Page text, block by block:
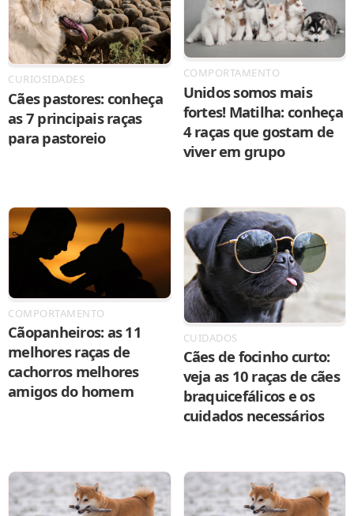
CURIOSIDADES
Cães pastores: conheça
as 7 principais raças
para pastoreio
COMPORTAMENTO
Unidos somos mais
fortes! Matilha: conheça
4 raças que gostam de
viver em grupo
COMPORTAMENTO
Cãopanheiros: as 11
melhores raças de
cachorros melhores
amigos do homem
CUIDADOS
Cães de focinho curto:
veja as 10 raças de cães
braquicefálicos e os
cuidados necessários